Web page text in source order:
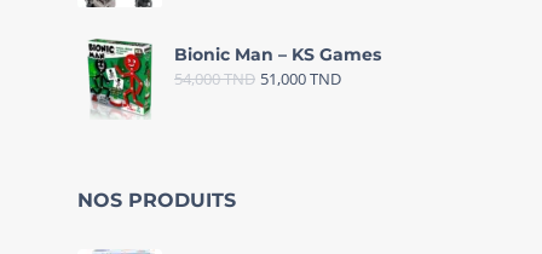
Bionic Man – KS Games
54,000TND 51,000TND
NOS PRODUITS